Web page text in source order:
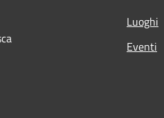
Luoghi
Eventi